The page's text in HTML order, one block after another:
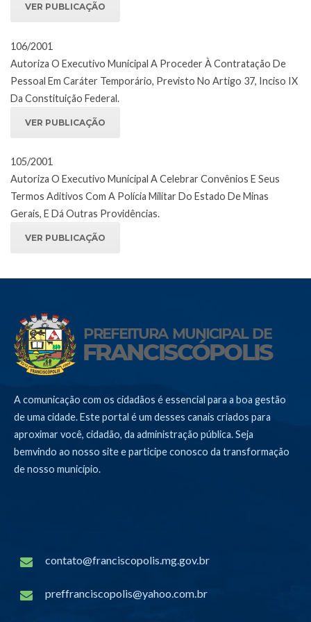
VER PUBLICAÇÃO
106/2001
Autoriza O Executivo Municipal A Proceder À Contratação De
Pessoal Em Caráter Temporário, Previsto No Artigo 37, Inciso IX
Da Constituição Federal.
VER PUBLICAÇÃO
105/2001
Autoriza O Executivo Municipal A Celebrar Convênios E Seus
Termos Aditivos Com A Polícia Militar Do Estado De Minas
Gerais, E Dá Outras Providências.
VER PUBLICAÇÃO
A comunicação com os cidadãos é essencial para a boa gestão
de uma cidade. Este portal é um desses canais criados para
aproximar você, cidadão, da administração pública. Seja
bemvindo ao nosso site e participe conosco da transformação
de nosso município.
contato@franciscopolis.mg.gov.br
preffranciscopolis@yahoo.com.br